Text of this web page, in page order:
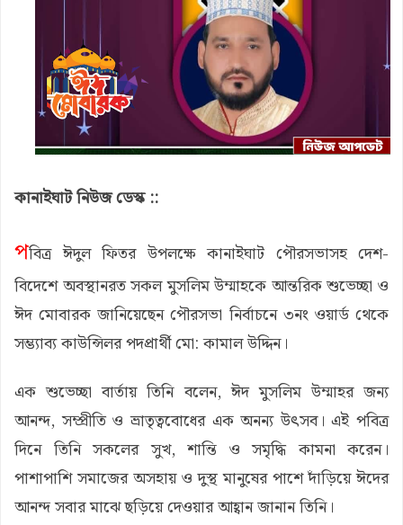
কানাইঘাট নিউজ ডেস্ক ::
পবিত্র ঈদুল ফিতর উপলক্ষে কানাইঘাট পৌরসভাসহ দেশ-
বিদেশে অবস্থানরত সকল মুসলিম উম্মাহকে আন্তরিক শুভেচ্ছা ও
ঈদ মোবারক জানিয়েছেন পৌরসভা নির্বাচনে ৩নং ওয়ার্ড থেকে
সম্ভ্যাব্য কাউন্সিলর পদপ্রার্থী মো: কামাল উদ্দিন।
এক শুভেচ্ছা বার্তায় তিনি বলেন, ঈদ মুসলিম উম্মাহর জন্য
আনন্দ, সম্প্রীতি ও ভ্রাতৃত্ববোধের এক অনন্য উৎসব। এই পবিত্র
দিনে তিনি সকলের সুখ, শান্তি ও সমৃদ্ধি কামনা করেন।
পাশাপাশি সমাজের অসহায় ও দুস্থ মানুষের পাশে দাঁড়িয়ে ঈদের
আনন্দ সবার মাঝে ছড়িয়ে দেওয়ার আহ্বান জানান তিনি।